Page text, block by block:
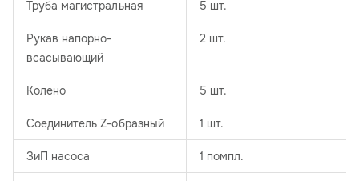
Труба магистральная 5 шт.
Рукав напорно-
всасывающий
2 шт.
Колено 5 шт.
Соединитель Z-образный 1 шт.
ЗиП насоса 1 помпл.